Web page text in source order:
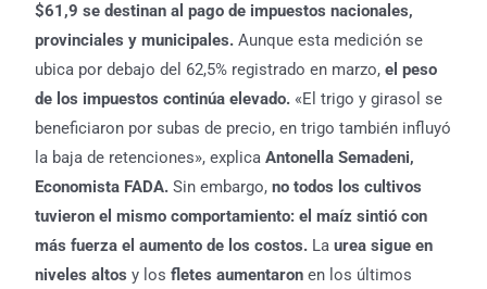
$61,9 se destinan al pago de impuestos nacionales,
provinciales y municipales. Aunque esta medición se
ubica por debajo del 62,5% registrado en marzo,el peso
de los impuestos continúa elevado. «El trigo y girasol se
beneficiaron por subas de precio, en trigo también influyó
la baja de retenciones», explicaAntonella Semadeni,
Economista FADA.Sin embargo, no todos los cultivos
tuvieron el mismo comportamiento: el maíz sintió con
más fuerza el aumento de los costos. Laurea sigue en
niveles altos y losfletes aumentaron en los últimos